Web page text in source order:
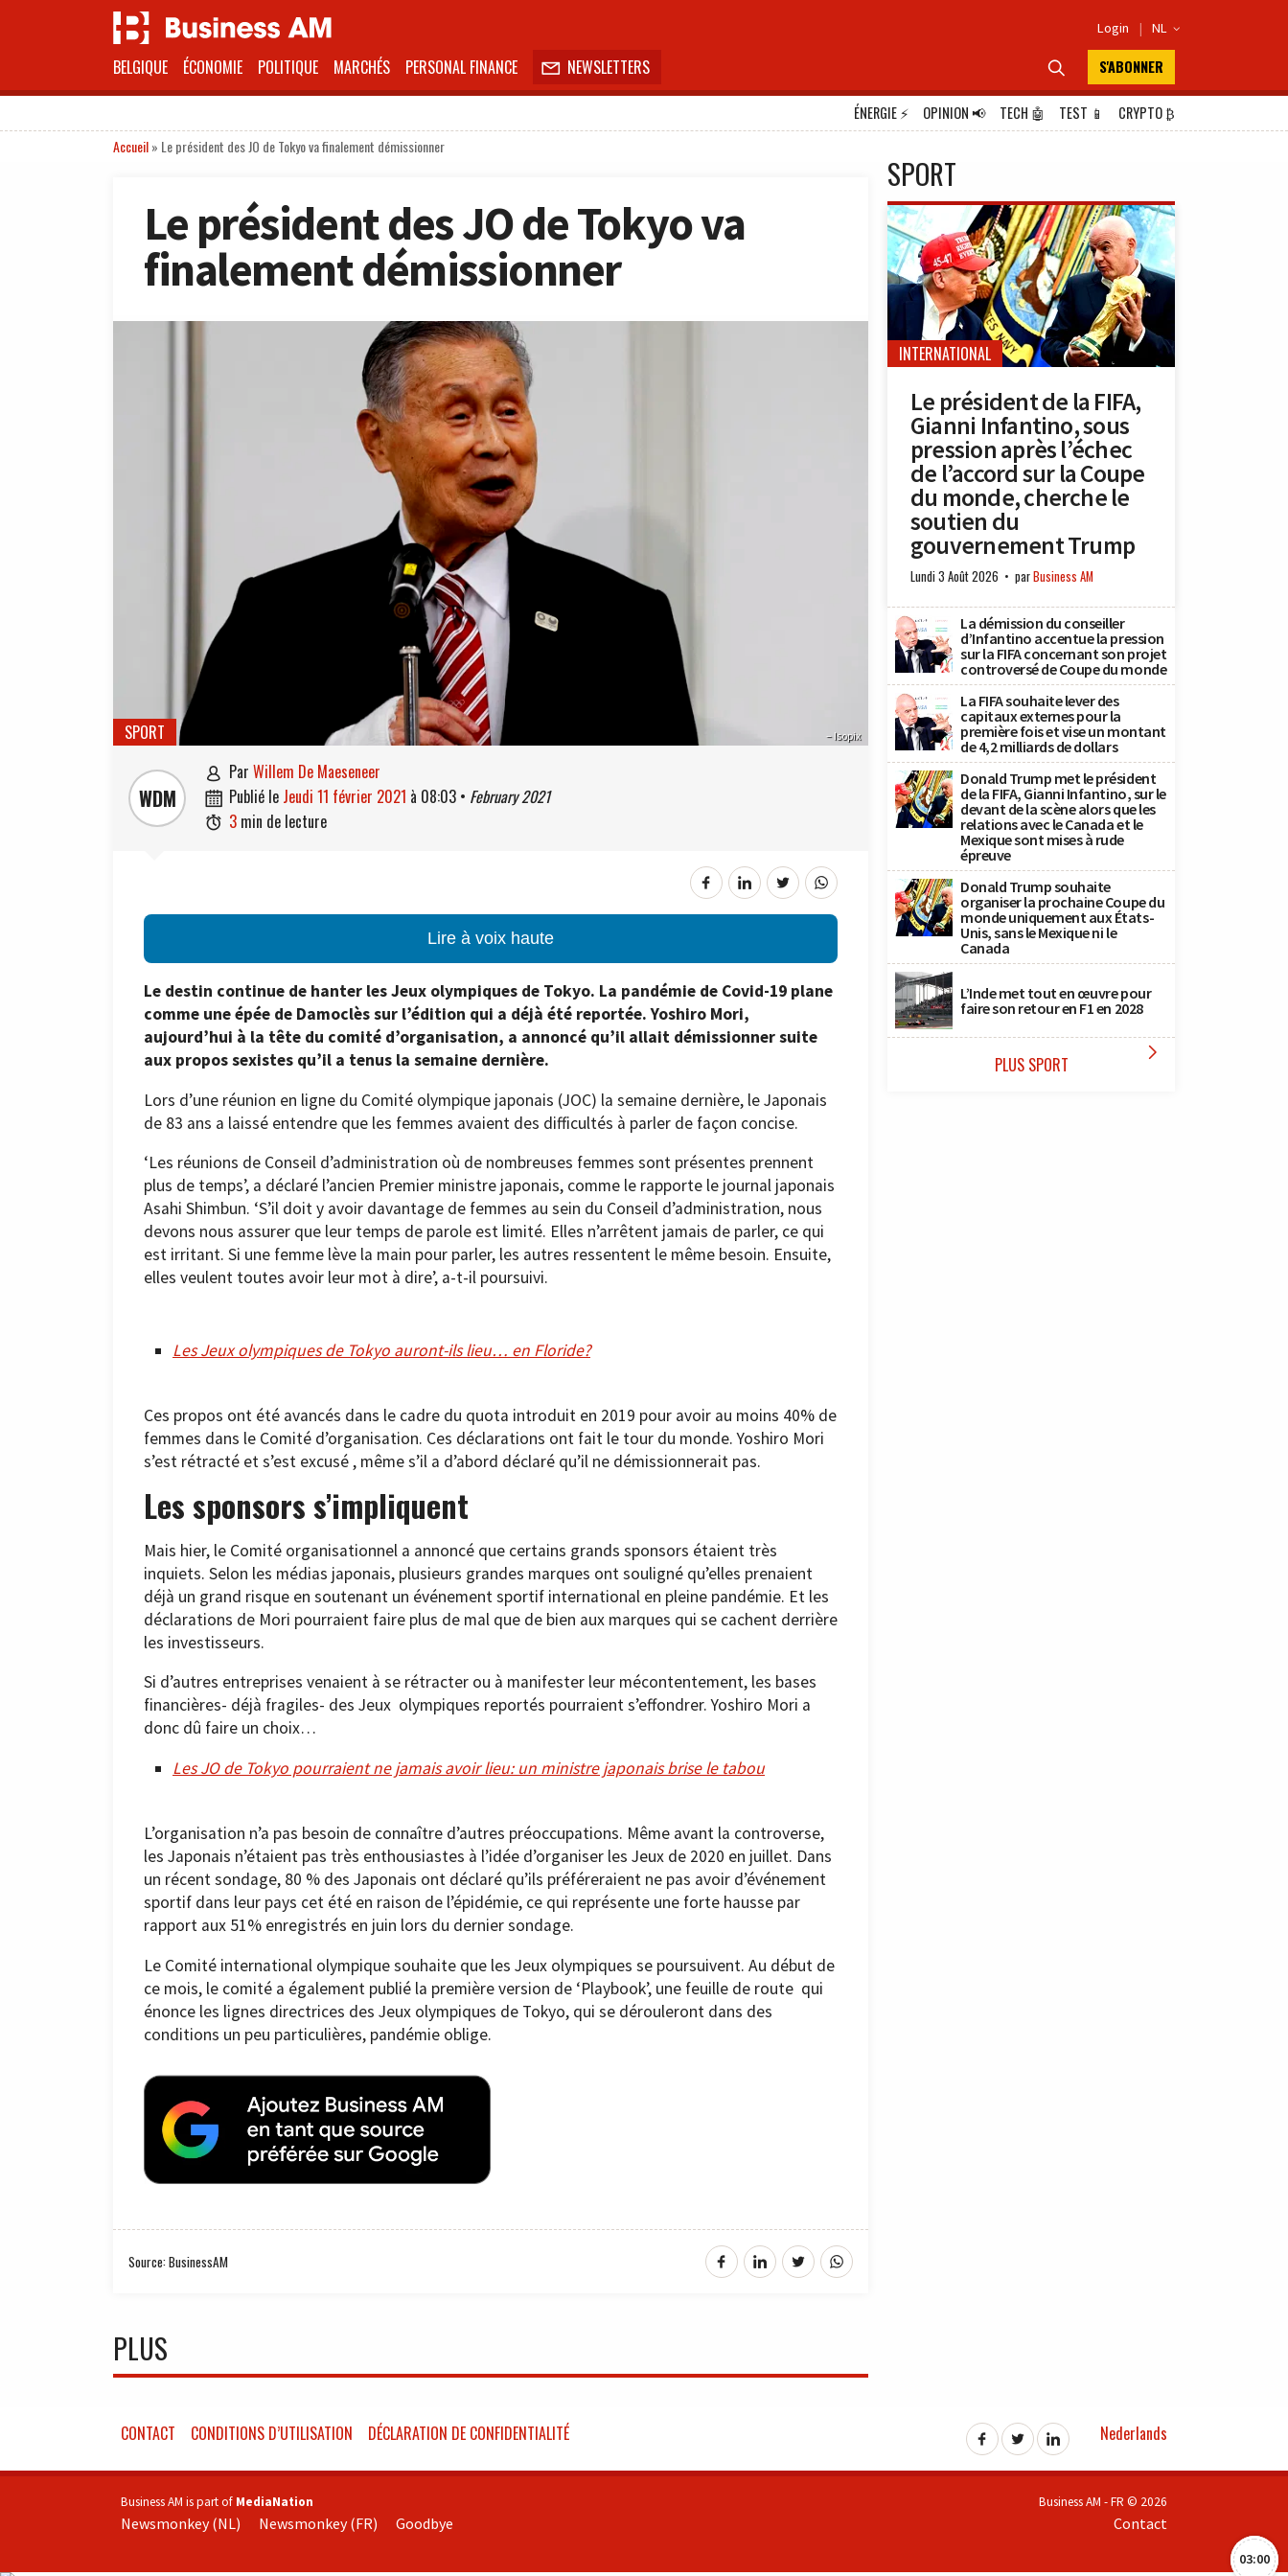
Login | NL 
BELGIQUE ÉCONOMIE POLITIQUE MARCHÉS PERSONAL FINANCE  NEWSLETTERS  S'ABONNER
ÉNERGIE⚡ OPINION📢 TECH 🤖 TEST 📱 CRYPTO₿
Accueil» Le président des JO de Tokyo va finalement démissionner
Le président des JO de Tokyo va
finalement démissionner
– Isopix
SPORT
WDM
 par Willem De Maeseneer
 publié le jeudi 11 février 2021 à 08:03 • February 2021
 3 min de lecture
Lire à voix haute
Le destin continue de hanter les Jeux olympiques de Tokyo. La pandémie de Covid-19 plane
comme une épée de Damoclès sur l’édition qui a déjà été reportée. Yoshiro Mori,
aujourd’hui à la tête du comité d’organisation, a annoncé qu’il allait démissionner suite
aux propos sexistes qu’il a tenus la semaine dernière.
Lors d’une réunion en ligne du Comité olympique japonais (JOC) la semaine dernière, le Japonais
de 83 ans a laissé entendre que les femmes avaient des difficultés à parler de façon concise.
‘Les réunions de Conseil d’administration où de nombreuses femmes sont présentes prennent
plus de temps’, a déclaré l’ancien Premier ministre japonais, comme le rapporte le journal japonais
Asahi Shimbun. ‘S’il doit y avoir davantage de femmes au sein du Conseil d’administration, nous
devons nous assurer que leur temps de parole est limité. Elles n’arrêtent jamais de parler, ce qui
est irritant. Si une femme lève la main pour parler, les autres ressentent le même besoin. Ensuite,
elles veulent toutes avoir leur mot à dire’, a-t-il poursuivi.
Les Jeux olympiques de Tokyo auront-ils lieu… en Floride?
Ces propos ont été avancés dans le cadre du quota introduit en 2019 pour avoir au moins 40% de
femmes dans le Comité d’organisation. Ces déclarations ont fait le tour du monde. Yoshiro Mori
s’est rétracté et s’est excusé , même s’il a d’abord déclaré qu’il ne démissionnerait pas.
Les sponsors s’impliquent
Mais hier, le Comité organisationnel a annoncé que certains grands sponsors étaient très
inquiets. Selon les médias japonais, plusieurs grandes marques ont souligné qu’elles prenaient
déjà un grand risque en soutenant un événement sportif international en pleine pandémie. Et les
déclarations de Mori pourraient faire plus de mal que de bien aux marques qui se cachent derrière
les investisseurs.
Si d’autres entreprises venaient à se rétracter ou à manifester leur mécontentement, les bases
financières- déjà fragiles- des Jeux olympiques reportés pourraient s’effondrer. Yoshiro Mori a
donc dû faire un choix…
Les JO de Tokyo pourraient ne jamais avoir lieu: un ministre japonais brise le tabou
L’organisation n’a pas besoin de connaître d’autres préoccupations. Même avant la controverse,
les Japonais n’étaient pas très enthousiastes à l’idée d’organiser les Jeux de 2020 en juillet. Dans
un récent sondage, 80 % des Japonais ont déclaré qu’ils préféreraient ne pas avoir d’événement
sportif dans leur pays cet été en raison de l’épidémie, ce qui représente une forte hausse par
rapport aux 51% enregistrés en juin lors du dernier sondage.
Le Comité international olympique souhaite que les Jeux olympiques se poursuivent. Au début de
ce mois, le comité a également publié la première version de ‘Playbook’, une feuille de route qui
énonce les lignes directrices des Jeux olympiques de Tokyo, qui se dérouleront dans des
conditions un peu particulières, pandémie oblige.
Source: BusinessAM
PLUS
SPORT
INTERNATIONAL
Le président de la FIFA,
Gianni Infantino, sous
pression après l’échec
de l’accord sur la Coupe
du monde, cherche le
soutien du
gouvernement Trump
Lundi 3 Août 2026 parBusiness AM
La démission du conseiller
d’Infantino accentue la pression
sur la FIFA concernant son projet
controversé de Coupe du monde
La FIFA souhaite lever des
capitaux externes pour la
première fois et vise un montant
de 4,2 milliards de dollars
Donald Trump met le président
de la FIFA, Gianni Infantino, sur le
devant de la scène alors que les
relations avec le Canada et le
Mexique sont mises à rude
épreuve
Donald Trump souhaite
organiser la prochaine Coupe du
monde uniquement aux États-
Unis, sans le Mexique ni le
Canada
L’Inde met tout en œuvre pour
faire son retour en F1 en 2028
PLUS SPORT 
03:00
CONTACT CONDITIONS D’UTILISATION DÉCLARATION DE CONFIDENTIALITÉ Nederlands
Business AM is part of MediaNation
Newsmonkey (NL) Newsmonkey (FR) Goodbye
Business AM - FR © 2026
Contact